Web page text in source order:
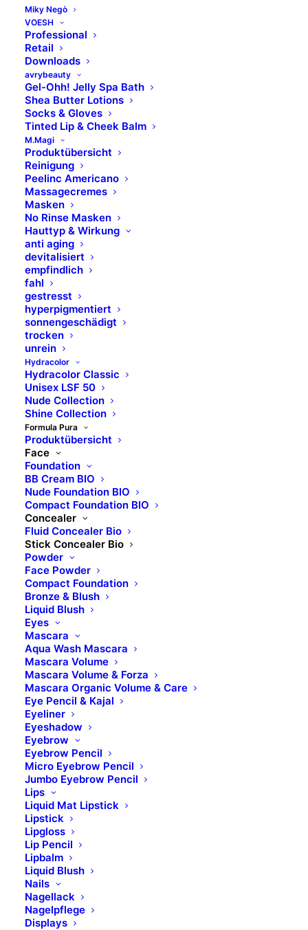
Miky Negò
VOESH
Professional
Retail
Downloads
avrybeauty
Gel-Ohh! Jelly Spa Bath
Shea Butter Lotions
Socks & Gloves
Tinted Lip & Cheek Balm
M.Magi
Produktübersicht
Reinigung
Peelinc Americano
Massagecremes
Masken
No Rinse Masken
Hauttyp & Wirkung
anti aging
devitalisiert
empfindlich
fahl
gestresst
hyperpigmentiert
sonnengeschädigt
trocken
unrein
Hydracolor
Hydracolor Classic
Unisex LSF 50
Nude Collection
Shine Collection
Formula Pura
Produktübersicht
Face
Foundation
BB Cream BIO
Nude Foundation BIO
Compact Foundation BIO
Concealer
Fluid Concealer Bio
Stick Concealer Bio
Powder
Face Powder
Compact Foundation
Bronze & Blush
Liquid Blush
Eyes
Mascara
Aqua Wash Mascara
Mascara Volume
Mascara Volume & Forza
Mascara Organic Volume & Care
Eye Pencil & Kajal
Eyeliner
Eyeshadow
Eyebrow
Eyebrow Pencil
Micro Eyebrow Pencil
Jumbo Eyebrow Pencil
Lips
Liquid Mat Lipstick
Lipstick
Lipgloss
Lip Pencil
Lipbalm
Liquid Blush
Nails
Nagellack
Nagelpflege
Displays
No. 01
Light Rose
ART. 20 601
No. 03
Medium Rose
ART. 20 603
Standort
B Brilliant Lifestyle GmbH
Zum Panrepel 17a
28307 Bremen
Kontakt
Telefon: 0421 – 845 121 80
Fax: 0421 – 845 121 89
Mail:info@b-brilliant.de